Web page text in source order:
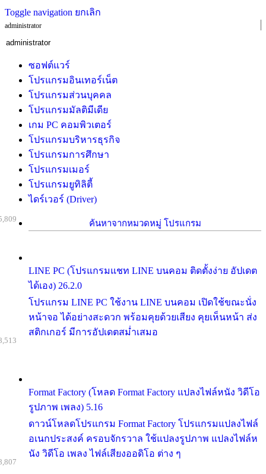
Toggle navigation ยกเลิก
administrator
ซอฟต์แวร์
โปรแกรมอินเทอร์เน็ต
โปรแกรมส่วนบุคคล
โปรแกรมมัลติมีเดีย
เกม PC คอมพิวเตอร์
โปรแกรมบริหารธุรกิจ
โปรแกรมการศึกษา
โปรแกรมเมอร์
โปรแกรมยูทิลิตี้
ไดร์เวอร์ (Driver)
ค้นหาจากหมวดหมู่ โปรแกรม
LINE PC (โปรแกรมแชท LINE บนคอม ติดตั้งง่าย อัปเดต
ได้เอง) 26.2.0
โปรแกรม LINE PC ใช้งาน LINE บนคอม เปิดใช้ขณะนั่ง
หน้าจอ ได้อย่างสะดวก พร้อมคุยด้วยเสียง คุยเห็นหน้า ส่ง
สติกเกอร์ มีการอัปเดตสม่ำเสมอ
Format Factory (โหลด Format Factory แปลงไฟล์หนัง วิดีโอ
รูปภาพ เพลง) 5.16
ดาวน์โหลดโปรแกรม Format Factory โปรแกรมแปลงไฟล์
อเนกประสงค์ ครอบจักรวาล ใช้แปลงรูปภาพ แปลงไฟล์ห
นัง วิดีโอ เพลง ไฟล์เสียงออดิโอ ต่าง ๆ